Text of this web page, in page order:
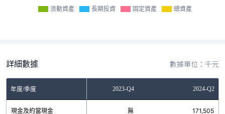
流動資產 長期投資 固定資產 總資產
詳細數據 數據單位：千元
年度/季度2023-Q2 2023-Q4 2024-Q2
現金及約當現金
無 無 171,505